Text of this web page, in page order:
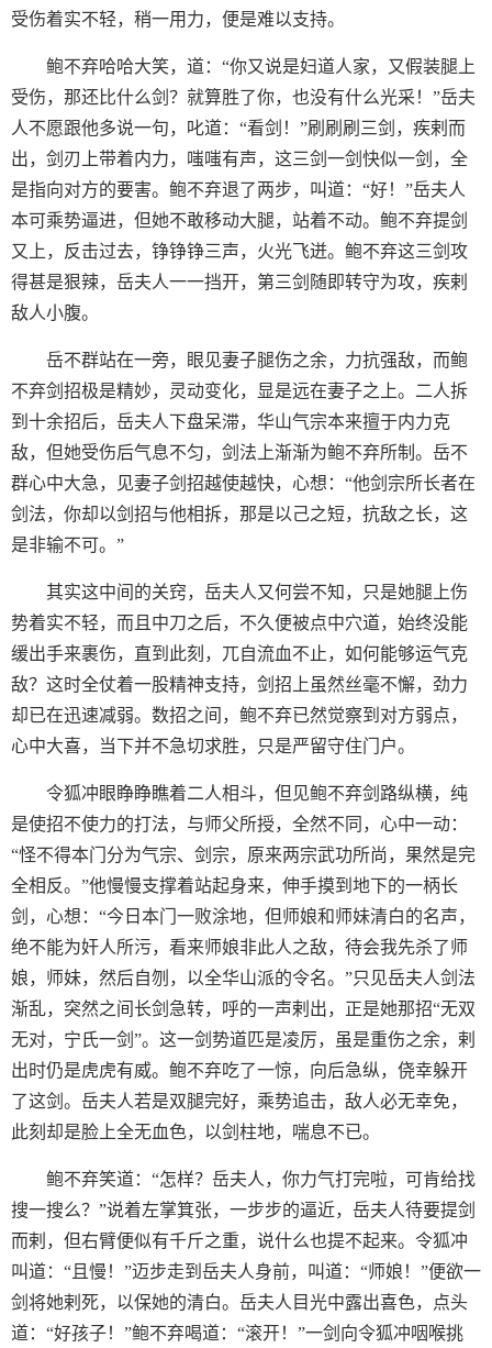
受伤着实不轻，稍一用力，便是难以支持。
鲍不弃哈哈大笑，道：“你又说是妇道人家，又假装腿上
受伤，那还比什么剑？就算胜了你，也没有什么光采！”岳夫
人不愿跟他多说一句，叱道：“看剑！”刷刷刷三剑，疾剌而
出，剑刃上带着内力，嗤嗤有声，这三剑一剑快似一剑，全
是指向对方的要害。鲍不弃退了两步，叫道：“好！”岳夫人
本可乘势逼进，但她不敢移动大腿，站着不动。鲍不弃提剑
又上，反击过去，铮铮铮三声，火光飞迸。鲍不弃这三剑攻
得甚是狠辣，岳夫人一一挡开，第三剑随即转守为攻，疾剌
敌人小腹。
岳不群站在一旁，眼见妻子腿伤之余，力抗强敌，而鲍
不弃剑招极是精妙，灵动变化，显是远在妻子之上。二人拆
到十余招后，岳夫人下盘呆滞，华山气宗本来擅于内力克
敌，但她受伤后气息不匀，剑法上渐渐为鲍不弃所制。岳不
群心中大急，见妻子剑招越使越快，心想：“他剑宗所长者在
剑法，你却以剑招与他相拆，那是以己之短，抗敌之长，这
是非输不可。”
其实这中间的关窍，岳夫人又何尝不知，只是她腿上伤
势着实不轻，而且中刀之后，不久便被点中穴道，始终没能
缓出手来裹伤，直到此刻，兀自流血不止，如何能够运气克
敌？这时全仗着一股精神支持，剑招上虽然丝毫不懈，劲力
却已在迅速减弱。数招之间，鲍不弃已然觉察到对方弱点，
心中大喜，当下并不急切求胜，只是严留守住门户。
令狐冲眼睁睁瞧着二人相斗，但见鲍不弃剑路纵横，纯
是使招不使力的打法，与师父所授，全然不同，心中一动：
“怪不得本门分为气宗、剑宗，原来两宗武功所尚，果然是完
全相反。”他慢慢支撑着站起身来，伸手摸到地下的一柄长
剑，心想：“今日本门一败涂地，但师娘和师妹清白的名声，
绝不能为奸人所污，看来师娘非此人之敌，待会我先杀了师
娘，师妹，然后自刎，以全华山派的令名。”只见岳夫人剑法
渐乱，突然之间长剑急转，呼的一声剌出，正是她那招“无双
无对，宁氏一剑”。这一剑势道匹是凌厉，虽是重伤之余，剌
出时仍是虎虎有威。鲍不弃吃了一惊，向后急纵，侥幸躲开
了这剑。岳夫人若是双腿完好，乘势追击，敌人必无幸免，
此刻却是脸上全无血色，以剑柱地，喘息不已。
鲍不弃笑道：“怎样？岳夫人，你力气打完啦，可肯给找
搜一搜么？”说着左掌箕张，一步步的逼近，岳夫人待要提剑
而剌，但右臂便似有千斤之重，说什么也提不起来。令狐冲
叫道：“且慢！”迈步走到岳夫人身前，叫道：“师娘！”便欲一
剑将她剌死，以保她的清白。岳夫人目光中露出喜色，点头
道：“好孩子！”鲍不弃喝道：“滚开！”一剑向令狐冲咽喉挑